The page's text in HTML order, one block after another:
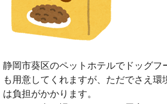
静岡市葵区のペットホテルでドッグフ
も用意してくれますが、ただでさえ環
は負担がかかります。